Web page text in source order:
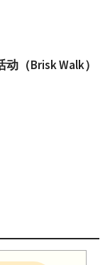
（Brisk Walk）